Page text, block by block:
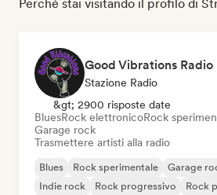
Perché stai visitando il profilo di
Good Vibrations Radio
Stazione Radio
&gt; 2900 risposte date
BluesRock elettronicoRock
Garage rock
Trasmettere artisti alla radio
Blues Rock sperimentale Garage
Indie rock
Rock progressivo
Rock